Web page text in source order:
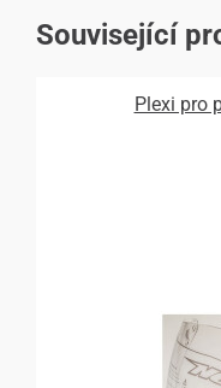
Související
Plexi pro